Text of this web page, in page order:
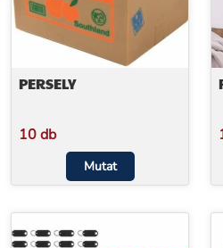
PERSELY
10 db
Mutat